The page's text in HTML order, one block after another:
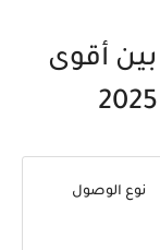
أقوى
نوع الوصول